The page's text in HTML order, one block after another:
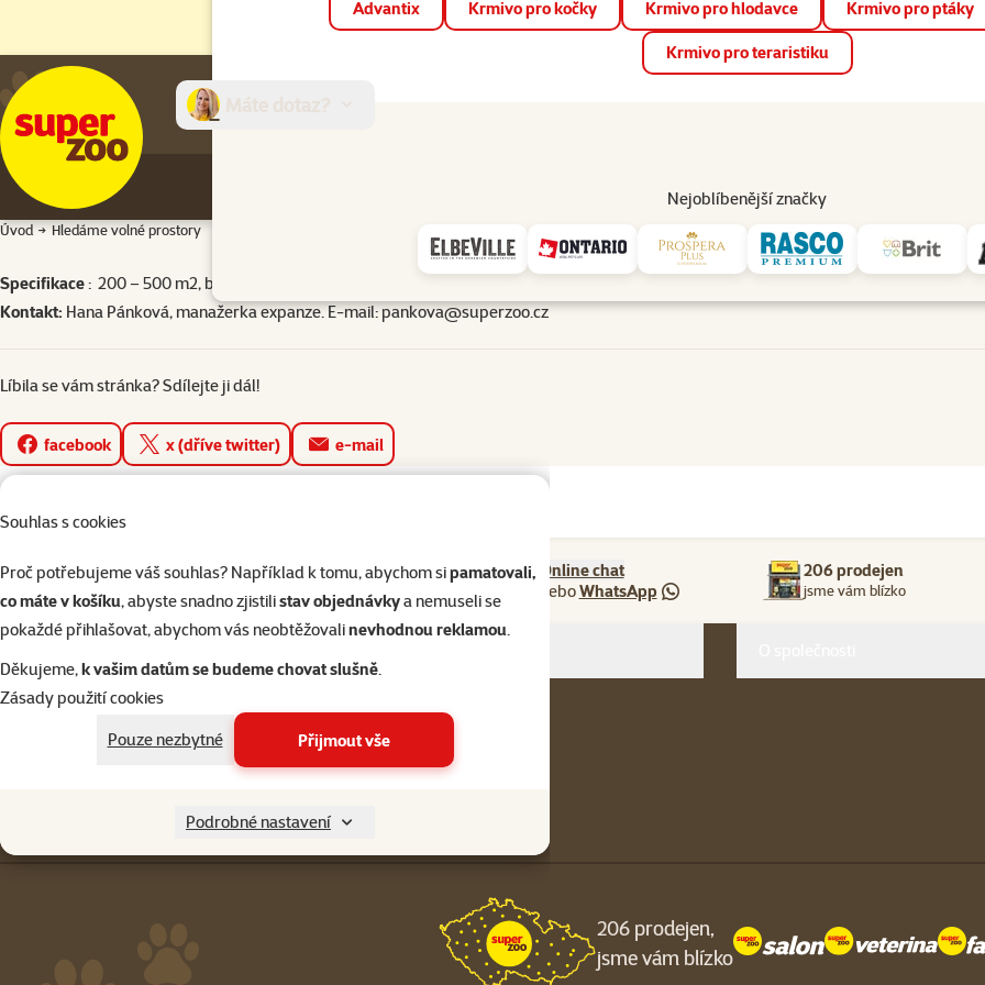
📱 Stáhněte si novou aplikaci Super zoo.Více informací
Souhlas s cookies
Proč potřebujeme váš souhlas? Například k tomu, abychom sipamatovali,
co máte v košíku, abyste snadno zjistilistav objednávkya nemuseli se
pokaždé přihlašovat, abychom vás neobtěžovalinevhodnou reklamou.
Děkujeme,k vašim datům se budeme chovat slušně.
Zásady použití cookies
Pouze nezbytné
Přijmout vše
Podrobné nastavení
Advantix Krmivo pro kočky Krmivo pro hlodavce Krmivo pro ptáky
Krmivo pro teraristiku
Nejoblíbenější značky
Prodejny Služby
Úvod Hledáme volné prostory
Hledáme volné prostory
Specifikace: 200 – 500 m2, bezbariérový vstup z venku – parkoviště ( pro zákazníky) a možnost zásobování automobily do 11ti tun.
Kontakt: Hana Pánková, manažerka expanze. E-mail:pankova@superzoo.cz
Líbila se vám stránka? Sdílejte ji dál!
facebook x (dříve twitter) e-mail
Napište nám
eshop@superzoo.cz
321 000 180
Po–Pá 7:00 – 18:00
Online chat
neboWhatsApp
206 prodejen
jsme vám blízko
Menu v patičce
206 prodejen,
jsme vám blízko